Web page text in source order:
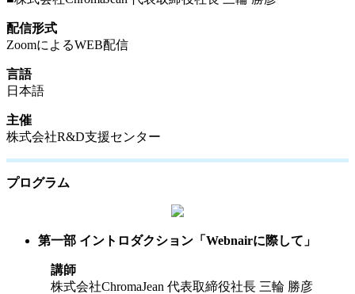
配信形式
ZoomによるWEB配信
言語
日本語
主催
株式会社R&D支援センター
プログラム
第一部 イントロダクション「Webnairに際して」
講師
株式会社ChromaJean 代表取締役社長 三輪 勝彦